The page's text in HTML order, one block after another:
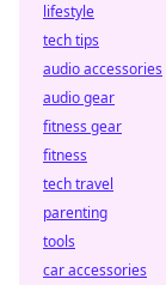
lifestyle
tech tips
audio accessories
audio gear
fitness gear
fitness
tech travel
parenting
tools
car accessories